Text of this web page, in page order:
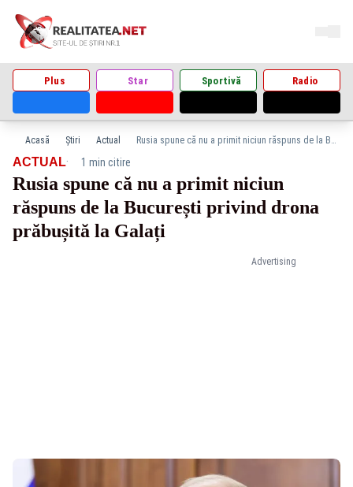
Plus Star Sportivă Radio
Acasă Știri Actual Rusia spune că nu a primit niciun răspuns de la București privind drona prăbușită la Galați
Advertising
ACTUAL· 1 min citire
Rusia spune că nu a primit niciun
răspuns de la București privind drona
prăbușită la Galați